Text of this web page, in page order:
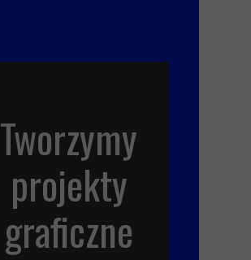
Tworzymy
projekty
graficzne